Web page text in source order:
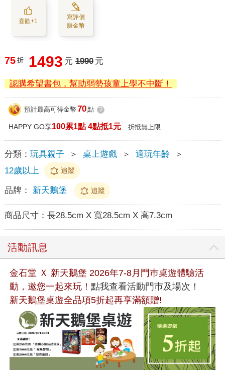
喜歡+1
寫評價
賺金幣
75 折 1493 元 1990 元
認購希望書包，幫助弱勢孩童上學不中斷！
預計最高可得金幣 70點 ?
HAPPY GO享100累1點 4點抵1元 折抵無上限
分類： 玩具親子 ＞ 桌上遊戲 ＞ 適玩年齡
＞
12歲以上
追蹤
品牌： 新天鵝堡 追蹤
商品尺寸： 長28.5cm X 寬28.5cm X 高7.3cm
活動訊息
金石堂 Ｘ 新天鵝堡 2026年7-8月門巿桌遊體驗活
動，邀您一起來玩！ 點我查看活動門巿及場次！
新天鵝堡桌遊全品項5折起再享滿額贈!